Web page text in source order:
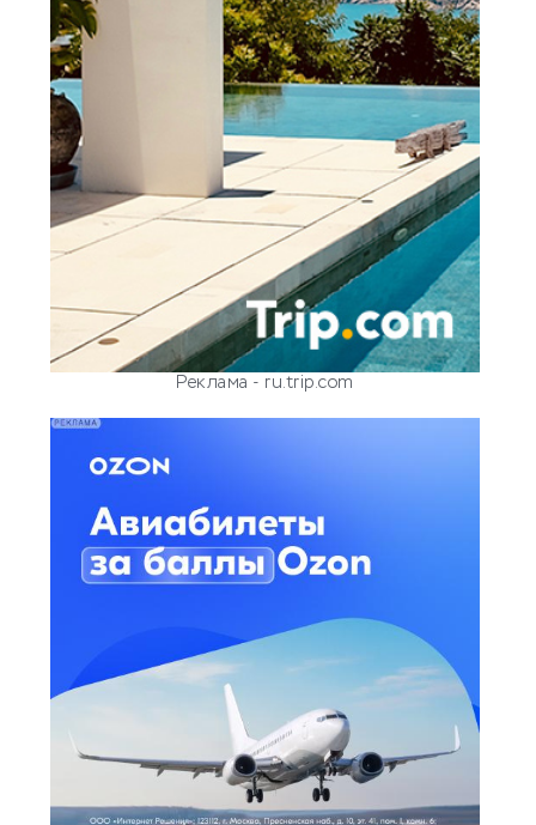
Реклама - ru.trip.com